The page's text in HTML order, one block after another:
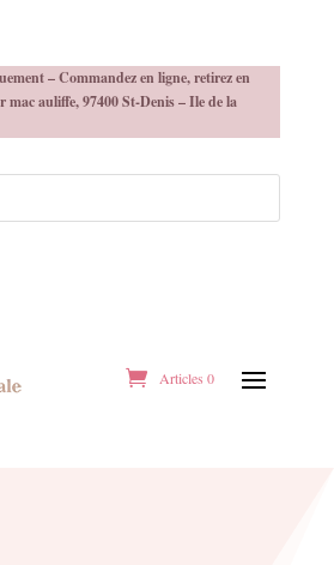
– Commandez en ligne, retirez en
auliffe, 97400 St-Denis – Ile de la
Articles 0